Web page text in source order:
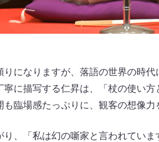
りになりますが、落語の世界の時
寧に描写する仁昇は、「杖の使い
臨場感たっぷりに、観客の想像力
り、「私は幻の噺家と言われてい